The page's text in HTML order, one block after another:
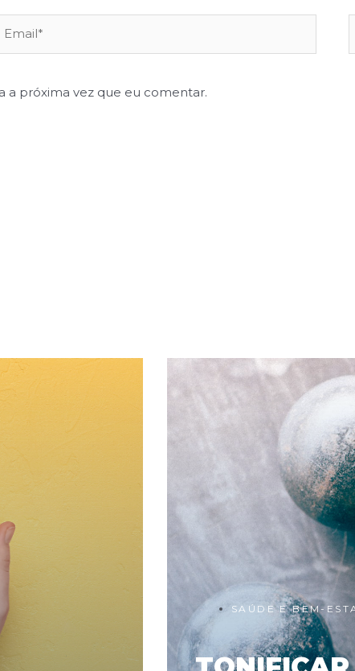
a próxima vez que eu comentar.
SAÚDE E BEM-